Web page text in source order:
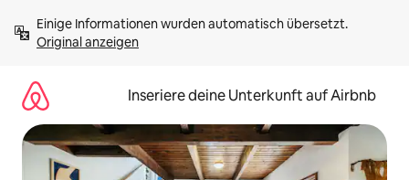
Inhalten
springenOriginal anzeigen
Inseriere deine Unterkunft auf Airbnb